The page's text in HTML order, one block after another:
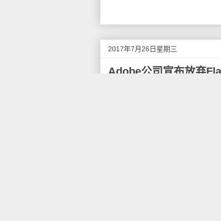
2017年7月26日星期三
Adobe公司宣布放弃